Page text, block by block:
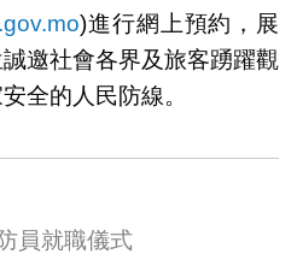
)進行網上預約，展
邀社會各界及旅客踴躍觀
全的人民防線。
員就職儀式